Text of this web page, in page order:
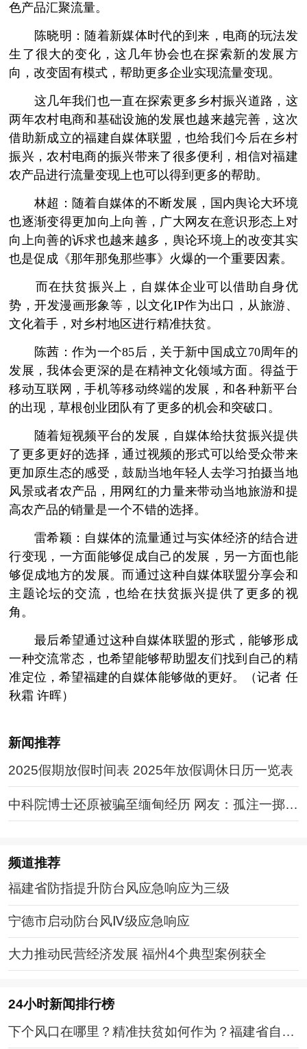
色产品汇聚流量。
陈晓明：随着新媒体时代的到来，电商的玩法发
生了很大的变化，这几年协会也在探索新的发展方
向，改变固有模式，帮助更多企业实现流量变现。
这几年我们也一直在探索更多乡村振兴道路，这
两年农村电商和基础设施的发展也越来越完善，这次
借助新成立的福建自媒体联盟，也给我们今后在乡村
振兴，农村电商的振兴带来了很多便利，相信对福建
农产品进行流量变现上也可以得到更多的帮助。
林超：随着自媒体的不断发展，国内舆论大环境
也逐渐变得更加向上向善，广大网友在意识形态上对
向上向善的诉求也越来越多，舆论环境上的改变其实
也是促成《那年那兔那些事》火爆的一个重要因素。
而在扶贫振兴上，自媒体企业可以借助自身优
势，开发漫画形象等，以文化IP作为出口，从旅游、
文化着手，对乡村地区进行精准扶贫。
陈茜：作为一个85后，关于新中国成立70周年的
发展，我体会更深的是在精神文化领域方面。得益于
移动互联网，手机等移动终端的发展，和各种新平台
的出现，草根创业团队有了更多的机会和突破口。
随着短视频平台的发展，自媒体给扶贫振兴提供
了更多更好的选择，通过视频的形式可以给受众带来
更加原生态的感受，鼓励当地年轻人去学习拍摄当地
风景或者农产品，用网红的力量来带动当地旅游和提
高农产品的销量是一个不错的选择。
雷希颖：自媒体的流量通过与实体经济的结合进
行变现，一方面能够促成自己的发展，另一方面也能
够促成地方的发展。而通过这种自媒体联盟分享会和
主题论坛的交流，也给在扶贫振兴提供了更多的视
角。
最后希望通过这种自媒体联盟的形式，能够形成
一种交流常态，也希望能够帮助盟友们找到自己的精
准定位，希望福建的自媒体能够做的更好。（记者 任
秋霜 许晖）
新闻推荐
2025假期放假时间表 2025年放假调休日历一览表
中科院博士还原被骗至缅甸经历 网友：孤注一掷现
实版
频道推荐
福建省防指提升防台风应急响应为三级
宁德市启动防台风Ⅳ级应急响应
大力推动民营经济发展 福州4个典型案例获全
24小时新闻排行榜
下个风口在哪里？精准扶贫如何作为？福建省自媒